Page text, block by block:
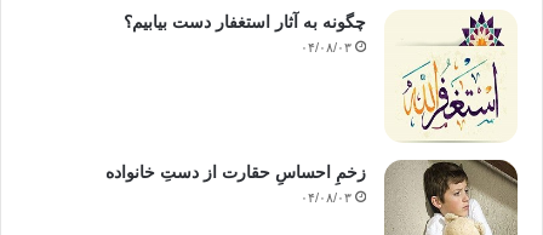
چگونه به آثار استغفار دست بیابیم؟
۰۴/۰۸/۰۳
زخمِ احساسِ حقارت از دستِ خانواده
۰۴/۰۸/۰۳